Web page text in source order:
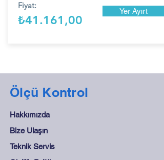
Fiyat:
₺41.161,00
Yer Ayırt
Ölçü Kontrol
Hakkımızda
Bize Ulaşın
Teknik Servis